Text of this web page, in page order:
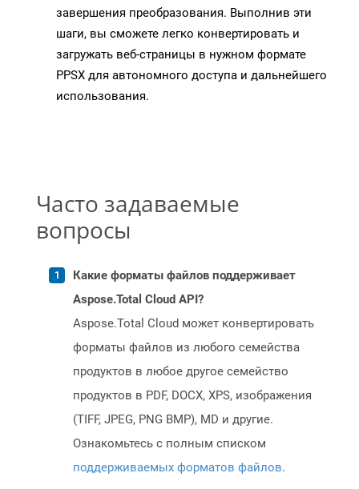
завершения преобразования. Выполнив эти
шаги, вы сможете легко конвертировать и
загружать веб-страницы в нужном формате
PPSX для автономного доступа и дальнейшего
использования.
Часто задаваемые
вопросы
Какие форматы файлов поддерживает
Aspose.Total Cloud API?
Aspose.Total Cloud может конвертировать
форматы файлов из любого семейства
продуктов в любое другое семейство
продуктов в PDF, DOCX, XPS, изображения
(TIFF, JPEG, PNG BMP), MD и другие.
Ознакомьтесь с полным списком
поддерживаемых форматов файлов.